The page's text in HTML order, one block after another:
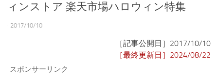
ィンストア 楽天市場ハロウィン特集
· 2017/10/10
［記事公開日］2017/10/10
［最終更新日］2024/08/22
スポンサーリンク